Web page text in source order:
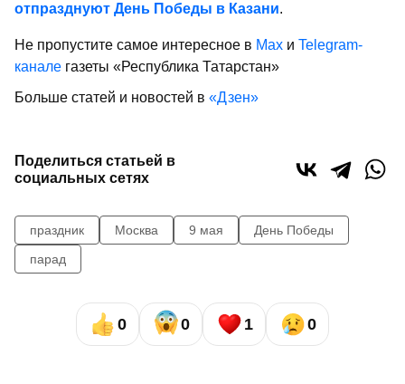
отпразднуют День Победы в Казани.
Не пропустите самое интересное в Max и Telegram-
канале газеты «Республика Татарстан»
Больше статей и новостей в «Дзен»
Поделиться статьей в
социальных сетях
праздник Москва 9 мая
День Победы
парад
0 0 1 0